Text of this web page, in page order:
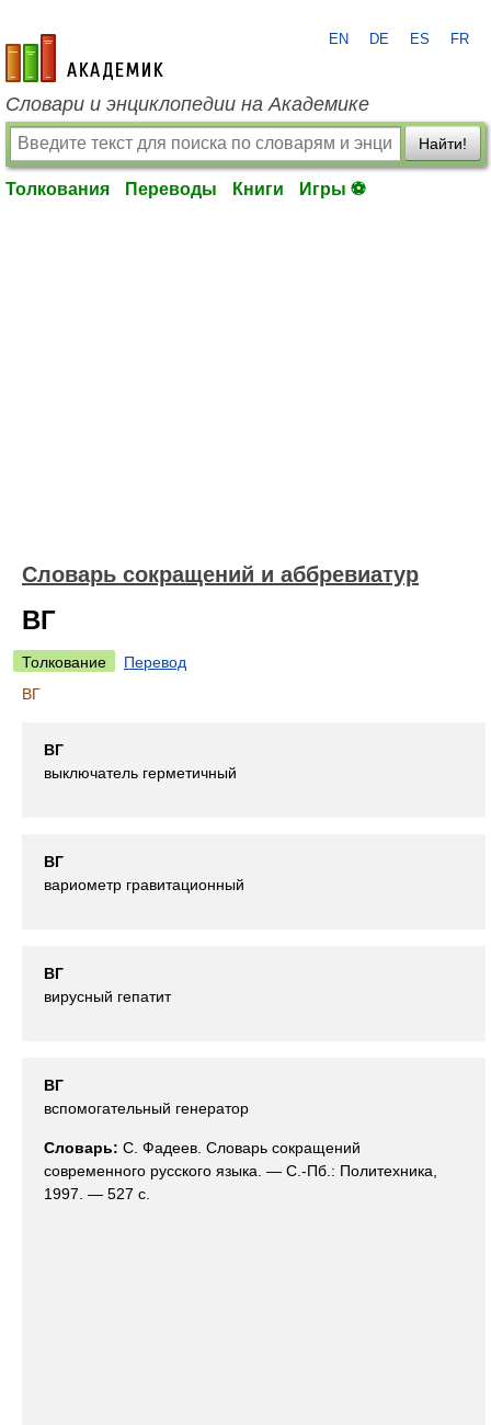
academic.ru
EN DE ES FR
Словари и энциклопедии на Академике
Найти!
Толкования Переводы Книги Игры ⚽
Словарь сокращений и аббревиатур
ВГ
Толкование
Перевод
ВГ
ВГ
выключатель герметичный
ВГ
вариометр гравитационный
ВГ
вирусный гепатит
ВГ
вспомогательный генератор
Словарь: С. Фадеев. Словарь сокращений
современного русского языка. — С.-Пб.: Политехника,
1997. — 527 с.